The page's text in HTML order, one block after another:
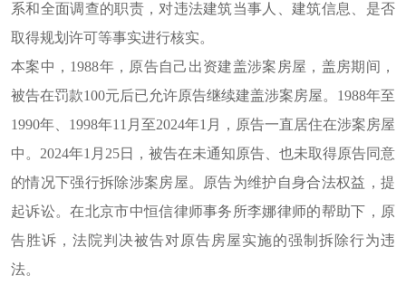
系和全面调查的职责，对违法建筑当事人、建筑信息、是否
取得规划许可等事实进行核实。
本案中，1988年，原告自己出资建盖涉案房屋，盖房期间，
被告在罚款100元后已允许原告继续建盖涉案房屋。1988年至
1990年、1998年11月至2024年1月，原告一直居住在涉案房屋
中。2024年1月25日，被告在未通知原告、也未取得原告同意
的情况下强行拆除涉案房屋。原告为维护自身合法权益，提
起诉讼。在北京市中恒信律师事务所李娜律师的帮助下，原
告胜诉，法院判决被告对原告房屋实施的强制拆除行为违
法。